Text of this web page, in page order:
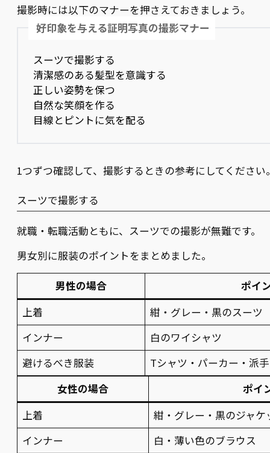
撮影時には以下のマナーを押さえておきましょう。
好印象を与える証明写真の撮影マナー
スーツで撮影する
清潔感のある髪型を意識する
正しい姿勢を保つ
自然な笑顔を作る
目線とピントに気を配る
1つずつ確認して、撮影するときの参考にしてください
スーツで撮影する
就職・転職活動ともに、スーツでの撮影が無難です。
男女別に服装のポイントをまとめました。
男性の場合
ポイ
上着
紺・グレー・黒のスーツ
インナー
白のワイシャツ
避けるべき服装
Tシャツ・パーカー・派
女性の場合
ポイ
上着
紺・グレー・黒のジャケ
インナー
白・薄い色のブラウス